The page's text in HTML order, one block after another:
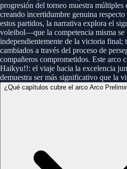
progresión del torneo muestra múltiples
creando incertidumbre genuina
estos partidos, la narrativa explora el
voleibol—que la competencia misma se
independientemente de la victoria final;
cambiados a través del proceso de
compañeros comprometidos. Este arco
Haikyu!!: el viaje hacia la excelencia
demuestra ser más significativo que la
¿Qué capítulos cubre el arco Arco